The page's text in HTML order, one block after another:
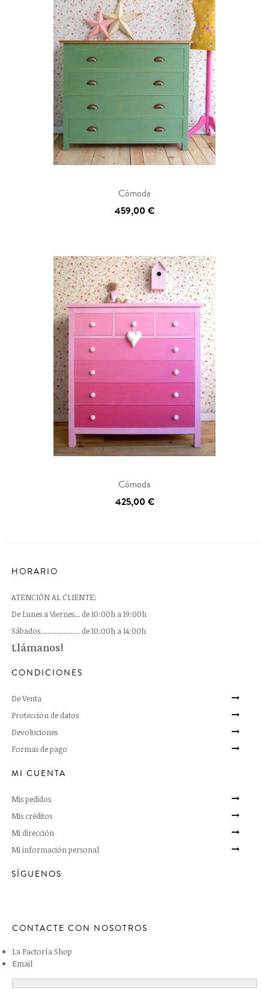
Cómoda
459,00 €
Cómoda
425,00 €
HORARIO
ATENCIÓN AL CLIENTE:
De Lunes a Viernes... de 10:00h a 19:00h
Sábados...................... de 10:00h a 14:00h
Llámanos!
CONDICIONES
De Venta
Protección de datos
Devoluciones
Formas de pago
MI CUENTA
Mis pedidos
Mis créditos
Mi dirección
Mi información personal
SÍGUENOS
CONTACTE CON NOSOTROS
La Factoría Shop
Email